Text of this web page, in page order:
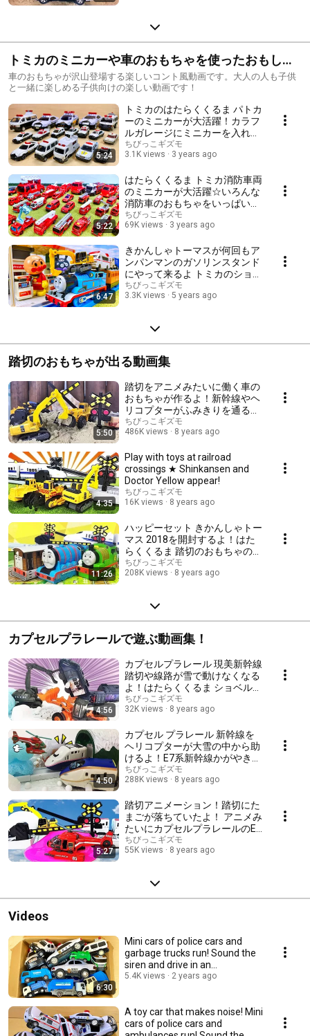
トミカのミニカーや車のおもちゃを使ったおもしろ
コント風動画集
車のおもちゃが沢山登場する楽しいコント風動画です。大人の人も子供
と一緒に楽しめる子供向けの楽しい動画です！
5:24
トミカのはたらくくるま パトカ
ーのミニカーが大活躍！カラフ
ルガレージにミニカーを入れた
らパトカーのおもちゃに変身す
るよ！Police car toys (minicars)
ちびっこギズモ
3.1K views
3 years ago
5:22
はたらくくるま トミカ消防車両
のミニカーが大活躍☆いろんな
消防車のおもちゃをいっぱい紹
介！火事を消す寸劇。はしご
車・ポンプ車・照明車 Fire
ちびっこギズモ
69K views
3 years ago
6:47
きかんしゃトーマスが何回もア
ンパンマンのガソリンスタンド
にやって来るよ トミカのショベ
ルカーと救急車とゴミ収集車が
ガソリンを入れてあげるよ
ちびっこギズモ
3.3K views
5 years ago
踏切のおもちゃが出る動画集
5:50
踏切をアニメみたいに働く車の
おもちゃが作るよ！新幹線やヘ
リコプターがふみきりを通る
ヨ！ショベルカーやブルドーザ
ーが砂場で踏切を建設するヨ
train★Gizmone
ちびっこギズモ
486K views
8 years ago
4:35
Play with toys at railroad
crossings ★ Shinkansen and
Doctor Yellow appear!
ちびっこギズモ
16K views
8 years ago
11:26
ハッピーセット きかんしゃトー
マス 2018を開封するよ！はた
らくくるま 踏切のおもちゃの線
路を走って持ってくるよ！マク
ドナルド McDonald
ちびっこギズモ
208K views
8 years ago
カプセルプラレールで遊ぶ動画集！
4:56
カプセルプラレール 現美新幹線
踏切や線路が雪で動けなくなる
よ！はたらくくるま ショベルカ
ー ホイールローダーや除雪車
君が新幹線を助けよう！走る美
ちびっこギズモ
32K views
8 years ago
4:50
カプセル プラレール 新幹線を
ヘリコプターが大雪の中から助
けるよ！E7系新幹線かがやき
E4系新幹線Max はたらくくるま
路線バスがゴミ収集車を連れて
ちびっこギズモ
288K views
8 years ago
5:27
踏切アニメーション！踏切にた
まごが落ちていたよ！ アニメみ
たいにカプセルプラレールのE5
系新幹線はやぶさとE6系新幹線
こまちが登場！ヘリコプターが
ちびっこギズモ
55K views
8 years ago
Videos
6:30
Mini cars of police cars and
garbage trucks run! Sound the
siren and drive in an
emergency!
5.4K views 2 years ago
A toy car that makes noise! Mini
cars of police cars and